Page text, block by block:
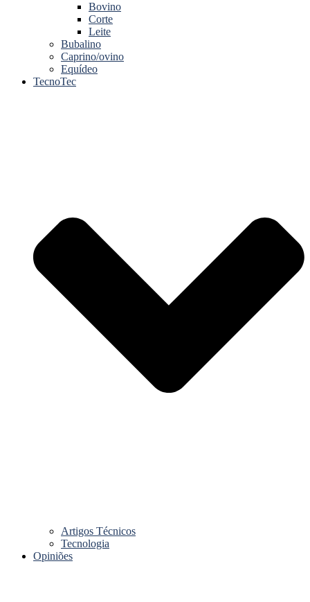
Bovino
Corte
Leite
Bubalino
Caprino/ovino
Equídeo
TecnoTec
Artigos Técnicos
Tecnologia
Opiniões